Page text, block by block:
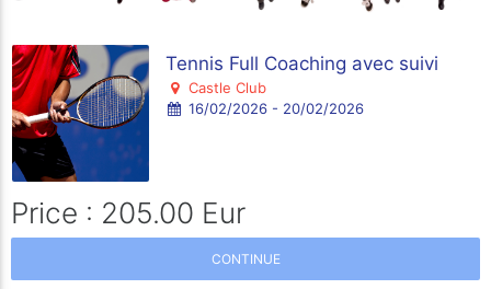
Tennis Full Coaching avec suivi
Castle Club
16/02/2026 - 20/02/2026
Price : 205.00 Eur
CONTINUE